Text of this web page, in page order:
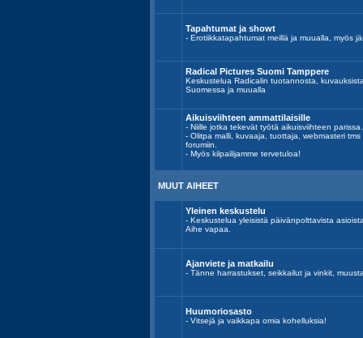
Tapahtumat ja showt
- Erotiikkatapahtumat meillä ja muualla, myös
Radical Pictures Suomi Tamppere
Keskustelua Radicalin tuotannosta,
Suomessa ja muualla
Aikuisviihteen ammattilaisille
- Niille jotka tekevät työtä aikuisviihteen parissa.
- Olitpa malli, kuvaaja, tuottaja, webmasteri
forumiin.
- Myös kilpailijamme tervetuloa!
MUUT AIHEET
Yleinen keskustelu
- Keskustelua yleisistä päivänpolttavista
Aihe vapaa.
Ajanviete ja matkailu
- Tänne harrastukset, seikkailut ja vinkit,
Huumoriosasto
- Vitsejä ja vaikkapa omia kohelluksia!